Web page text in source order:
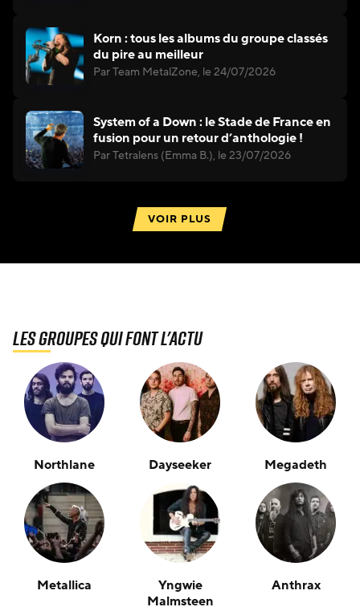
Korn : tous les albums du groupe classés
du pire au meilleur
Par Team MetalZone, le 24/07/2026
System of a Down : le Stade de France en
fusion pour un retour d’anthologie !
Par Tetralens (Emma B.), le 23/07/2026
VOIR PLUS
Les groupes qui font l'actu
Northlane Dayseeker Megadeth
Metallica
Yngwie
Malmsteen
Anthrax